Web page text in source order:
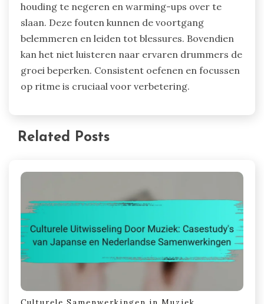
houding te negeren en warming-ups over te
slaan. Deze fouten kunnen de voortgang
belemmeren en leiden tot blessures. Bovendien
kan het niet luisteren naar ervaren drummers de
groei beperken. Consistent oefenen en focussen
op ritme is cruciaal voor verbetering.
Related Posts